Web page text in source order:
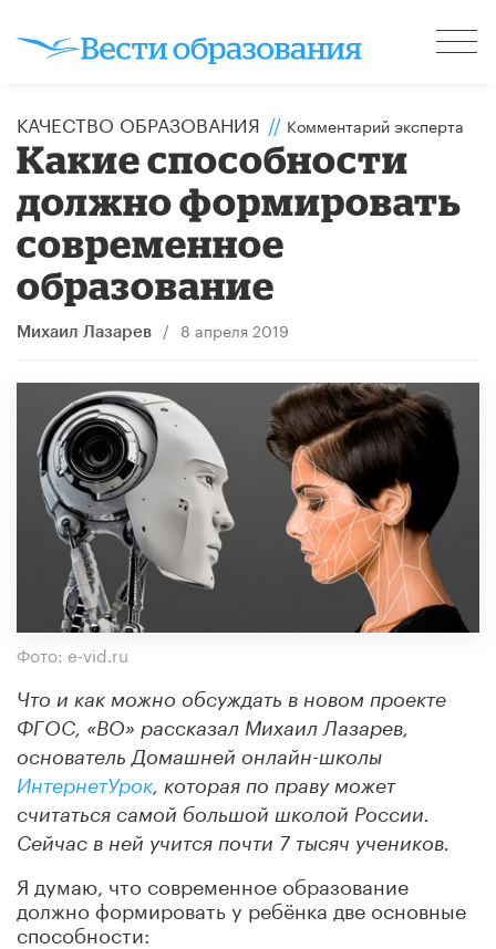
КАЧЕСТВО ОБРАЗОВАНИЯ // Комментарий эксперта
Какие способности
должно формировать
современное
образование
Михаил Лазарев / 8 апреля 2019
Фото: e-vid.ru
Что и как можно обсуждать в новом проекте
ФГОС, «ВО» рассказал Михаил Лазарев,
основатель Домашней онлайн-школы
ИнтернетУрок, которая по праву может
считаться самой большой школой России.
Сейчас в ней учится почти 7 тысяч учеников.
Я думаю, что современное образование
должно формировать у ребёнка две основные
способности: